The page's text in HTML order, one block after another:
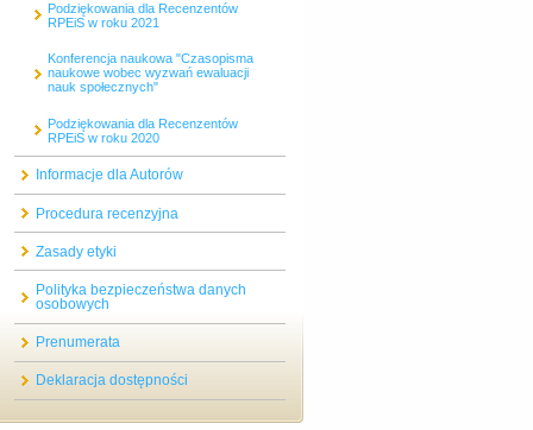
Podziękowania dla Recenzentów
RPEiS w roku 2021
Konferencja naukowa "Czasopisma
naukowe wobec wyzwań ewaluacji
nauk społecznych"
Podziękowania dla Recenzentów
RPEiS w roku 2020
Informacje dla Autorów
Procedura recenzyjna
Zasady etyki
Polityka bezpieczeństwa danych
osobowych
Prenumerata
Deklaracja dostępności